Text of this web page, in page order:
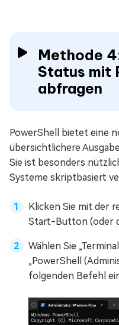
Methode
Status mit
abfragen
PowerShell bietet eine
übersichtlichere
Sie ist besonders
Systeme skriptbasiert
Klicken Sie mit der
Start-Button (oder
Wählen Sie
„PowerShell
folgenden Befehl